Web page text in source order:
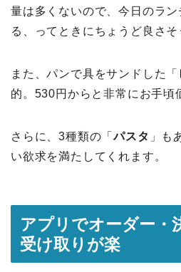
量は多くないので、今日のラ
る、ってときにちょうど良さそ
また、パンで具をサンドした「
的。530円からと非常にお手頃
さらに、3種類の「パスタ 」も
い欲求を満たしてくれます。
アプリでオーダー・
受け取りが楽